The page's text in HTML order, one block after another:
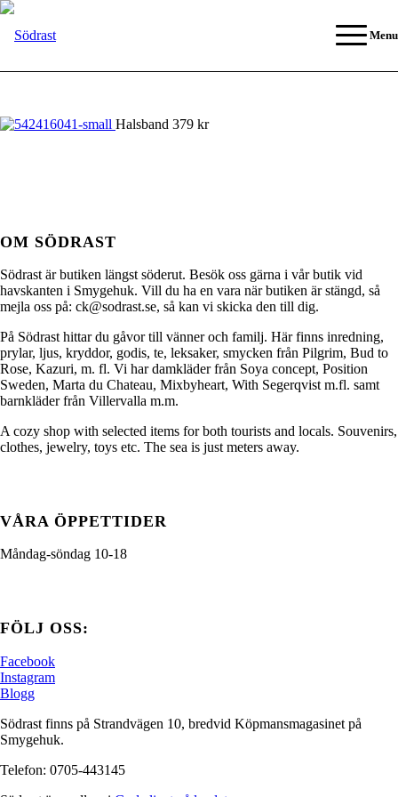
Menu
Halsband 379 kr
OM SÖDRAST
Södrast är butiken längst söderut. Besök oss gärna i vår butik vid
havskanten i Smygehuk. Vill du ha en vara när butiken är stängd, så
mejla oss på: ck@sodrast.se, så kan vi skicka den till dig.
På Södrast hittar du gåvor till vänner och familj. Här finns inredning,
prylar, ljus, kryddor, godis, te, leksaker, smycken från Pilgrim, Bud to
Rose, Kazuri, m. fl. Vi har damkläder från Soya concept, Position
Sweden, Marta du Chateau, Mixbyheart, With Segerqvist m.fl. samt
barnkläder från Villervalla m.m.
A cozy shop with selected items for both tourists and locals. Souvenirs,
clothes, jewelry, toys etc. The sea is just meters away.
VÅRA ÖPPETTIDER
Måndag-söndag 10-18
FÖLJ OSS:
Facebook
Instagram
Blogg
Södrast finns på Strandvägen 10, bredvid Köpmansmagasinet på
Smygehuk.
Telefon: 0705-443145